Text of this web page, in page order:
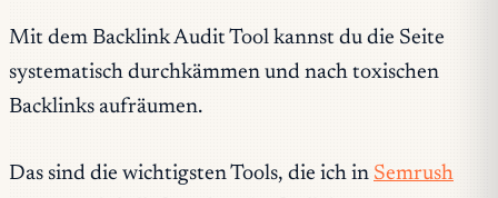
Mit dem Backlink Audit Tool kannst du die Seite
systematisch durchkämmen und nach toxischen
Backlinks aufräumen.
Das sind die wichtigsten Tools, die ich in Semrush